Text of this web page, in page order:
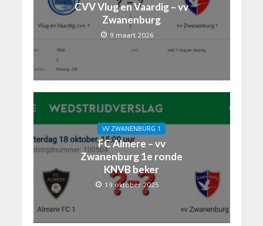
CVV Vlug en Vaardig – vv
Zwanenburg
9 maart 2026
VV ZWANENBURG 1
FC Almere – vv
Zwanenburg 1e ronde
KNVB beker
19 oktober 2025